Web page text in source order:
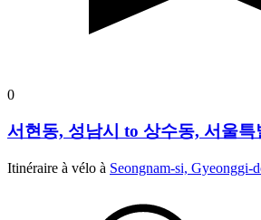
0
서현동, 성남시 to 상수동, 서울특
Itinéraire à vélo à Seongnam-si, Gyeonggi-